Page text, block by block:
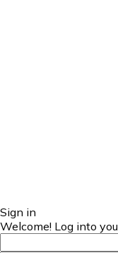
Sign in
Welcome! Log into